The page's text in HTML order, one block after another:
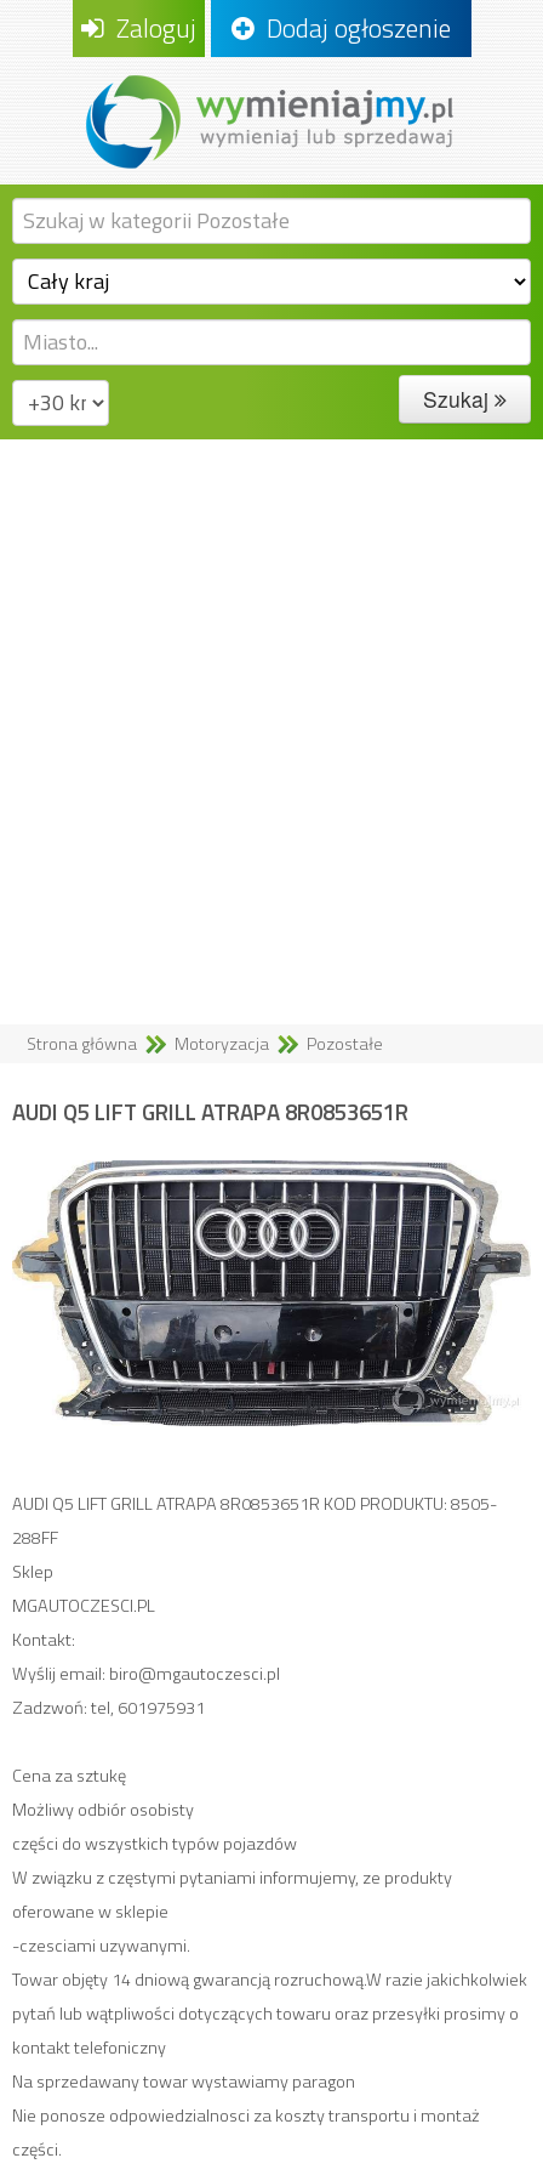
Zaloguj Dodaj ogłoszenie
Szukaj
Strona główna Motoryzacja Pozostałe
AUDI Q5 LIFT GRILL ATRAPA 8R0853651R
AUDI Q5 LIFT GRILL ATRAPA 8R0853651R KOD PRODUKTU: 8505-
288FF
Sklep
MGAUTOCZESCI.PL
Kontakt:
Wyślij email: biro@mgautoczesci.pl
Zadzwoń: tel, 601975931
Cena za sztukę
Możliwy odbiór osobisty
części do wszystkich typów pojazdów
W związku z częstymi pytaniami informujemy, ze produkty
oferowane w sklepie
-czesciami uzywanymi.
Towar objęty 14 dniową gwarancją rozruchową.W razie jakichkolwiek
pytań lub wątpliwości dotyczących towaru oraz przesyłki prosimy o
kontakt telefoniczny
Na sprzedawany towar wystawiamy paragon
Nie ponosze odpowiedzialnosci za koszty transportu i montaż
części.